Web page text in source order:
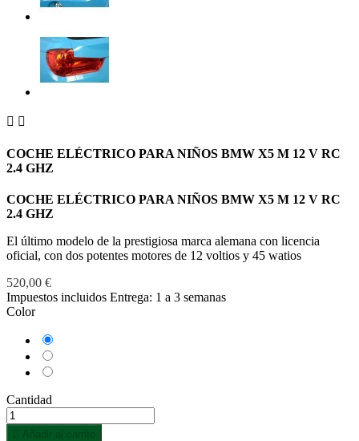
 
COCHE ELÉCTRICO PARA NIÑOS BMW X5 M 12 V RC
2.4 GHZ
COCHE ELÉCTRICO PARA NIÑOS BMW X5 M 12 V RC
2.4 GHZ
El último modelo de la prestigiosa marca alemana con licencia
oficial, con dos potentes motores de 12 voltios y 45 watios
520,00 €
Impuestos incluidos Entrega: 1 a 3 semanas
Color
Cantidad